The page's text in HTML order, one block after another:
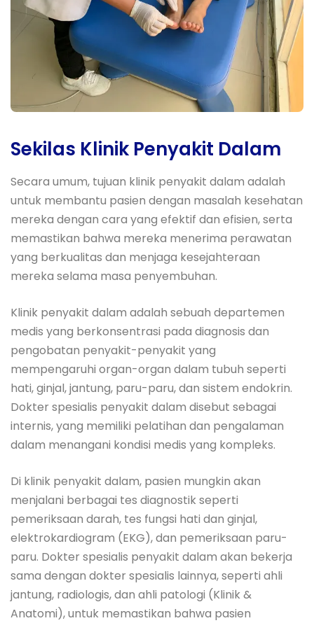
Sekilas Klinik Penyakit Dalam
Secara umum, tujuan klinik penyakit dalam adalah
untuk membantu pasien dengan masalah kesehatan
mereka dengan cara yang efektif dan efisien, serta
memastikan bahwa mereka menerima perawatan
yang berkualitas dan menjaga kesejahteraan
mereka selama masa penyembuhan.
Klinik penyakit dalam adalah sebuah departemen
medis yang berkonsentrasi pada diagnosis dan
pengobatan penyakit-penyakit yang
mempengaruhi organ-organ dalam tubuh seperti
hati, ginjal, jantung, paru-paru, dan sistem endokrin.
Dokter spesialis penyakit dalam disebut sebagai
internis, yang memiliki pelatihan dan pengalaman
dalam menangani kondisi medis yang kompleks.
Di klinik penyakit dalam, pasien mungkin akan
menjalani berbagai tes diagnostik seperti
pemeriksaan darah, tes fungsi hati dan ginjal,
elektrokardiogram (EKG), dan pemeriksaan paru-
paru. Dokter spesialis penyakit dalam akan bekerja
sama dengan dokter spesialis lainnya, seperti ahli
jantung, radiologis, dan ahli patologi (Klinik &
Anatomi), untuk memastikan bahwa pasien